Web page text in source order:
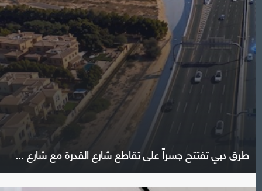
طرق دبي تفتتح جسراً على تقاطع شارع القدرة مع شارع ...